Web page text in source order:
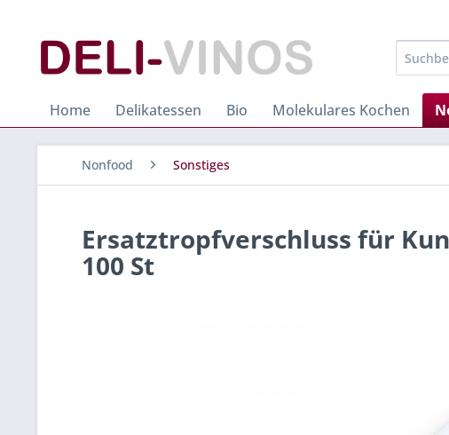
Home Delikatessen Bio Molekulares Kochen
Nonfood Sonstiges
Ersatztropfverschluss für
100 St